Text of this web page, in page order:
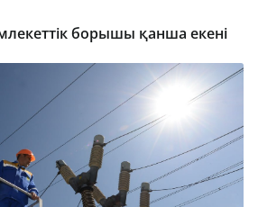
борышы қанша екені